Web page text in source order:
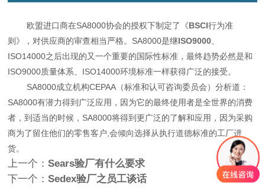
欧盟进口商在SA8000协会的授权下制定了《BSCI行为准
则》，对供应商的审查相当严格。SA8000是继ISO9000、
ISO14000之后出现的又一个重要的国际性标准，最终趋势必然是和
ISO9000质量体系、ISO14000环境标准一样获得广泛的接受。
SA8000成立机构CEPAA（标准和认可咨询委员会）分析道：
SA8000有潜力得到广泛应用，因为它的最终使用者是全世界的消费
者，到适当的时候，SA8000将得到更广泛的了解和应用，因为采购
商为了留住他们的零售客户,会倾向选择从执行道德标准的工厂进
货。
上一个：Sears验厂有什么要求
下一个：Sedex验厂之员工谈话